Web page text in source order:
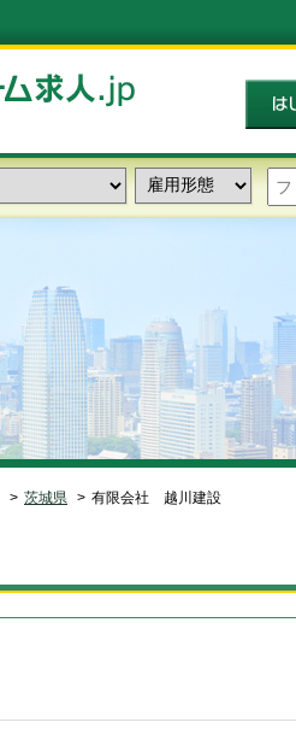
茨城県 有限会社 越川建設